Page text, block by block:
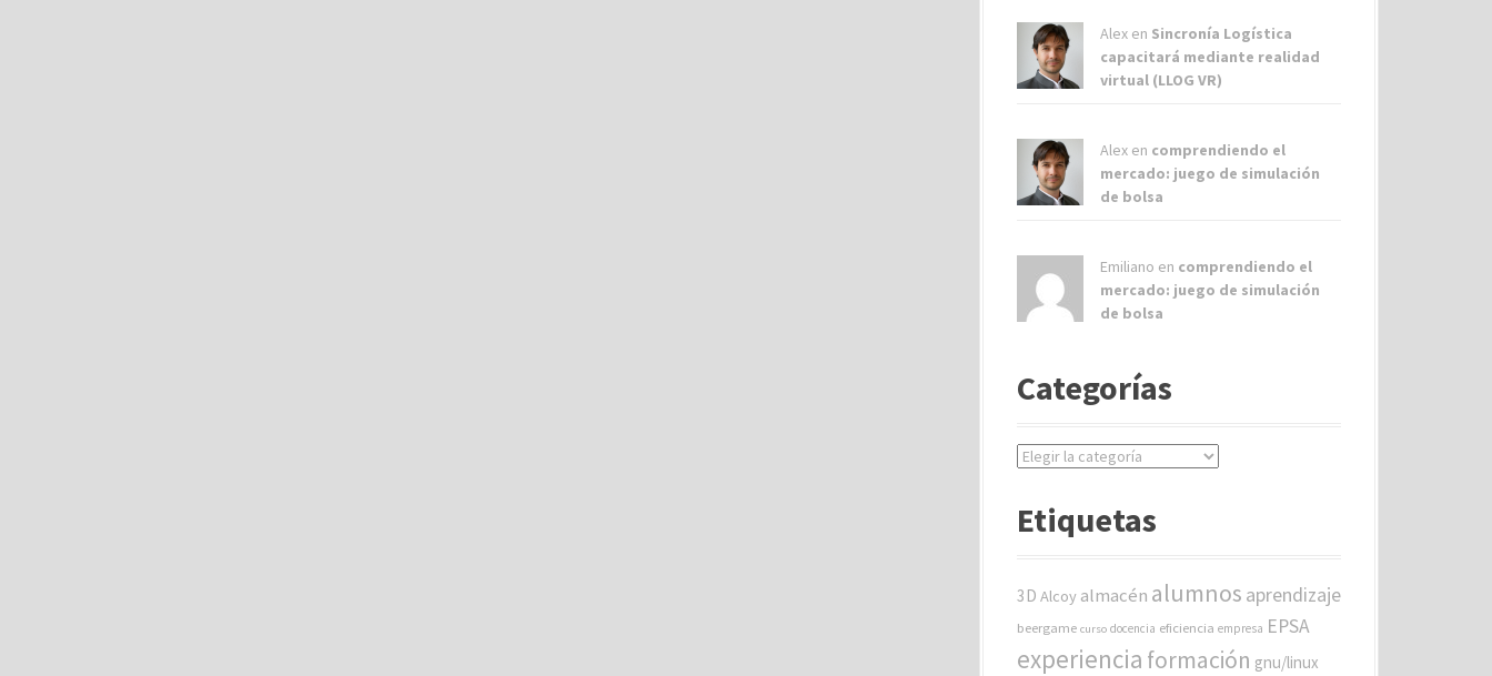
Alex en Sincronía Logística
capacitará mediante realidad
virtual (LLOG VR)
Alex en comprendiendo el
mercado: juego de simulación
de bolsa
Emiliano en comprendiendo el
mercado: juego de simulación
de bolsa
Categorías
C
e
r
s
Etiquetas
3D Alcoy almacén alumnos aprendizaje
beergame curso docencia eficiencia empresa EPSA
experiencia formación gnu/linux